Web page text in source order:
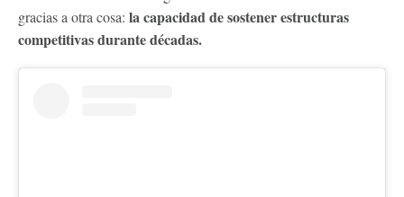
gracias a otra cosa: la capacidad de sostener estructuras
competitivas durante décadas.